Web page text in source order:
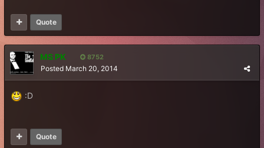
Quote
MS PK 8752
Posted March 20, 2014
:D
Quote